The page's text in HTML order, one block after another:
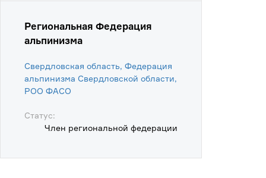
Региональная Федерация
альпинизма
Свердловская область, Федерация
альпинизма Свердловской области,
POO ФАСО
Статус:
Член региональной федерации